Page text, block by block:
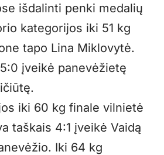
išdalinti penki medalių
kategorijos iki 51 kg
tapo Lina Miklovytė.
įveikė panevėžietę
iki 60 kg finale vilnietė
taškais 4:1 įveikė Vaidą
Iki 64 kg